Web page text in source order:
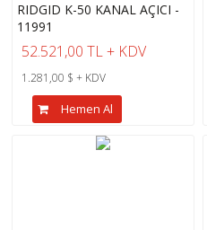
RIDGID K-50 KANAL AÇICI -
11991
52.521,00 TL + KDV
1.281,00 $ + KDV
Hemen Al